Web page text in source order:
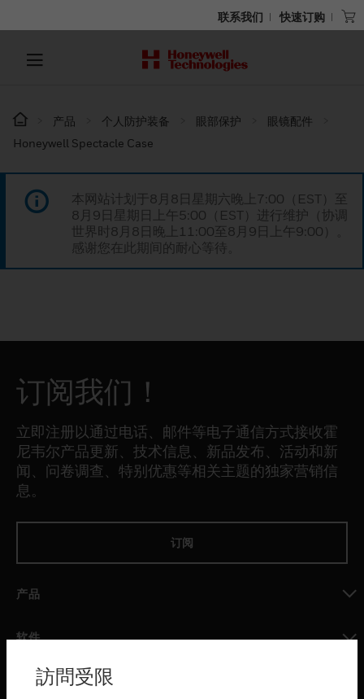
联系我们 快速订购
产品 个人防护装备 眼部保护
眼镜配件
Honeywell Spectacle Case
本网站计划于8月8日星期六晚上7:00（EST）至
8月9日星期日上午5:00（EST）进行维护（协调
世界时8月8日晚上11:00至8月9日上午9:00）。
感谢您在此期间的耐心等待。
订阅我们！
立即注册以通过电话、邮件等电子通信方式接收霍
尼韦尔产品更新、技术信息、新品发布、活动和新
闻、问卷调查、特别优惠等相关主题的独家营销信
息。
订阅
产品
软件
toggle view
服务訪問受限